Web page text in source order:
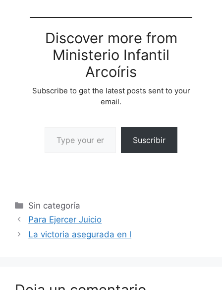
Discover more from
Ministerio Infantil
Arcoíris
Subscribe to get the latest posts sent to your
email.
Suscribir
Sin categoría
Para Ejercer Juicio
La victoria asegurada en l